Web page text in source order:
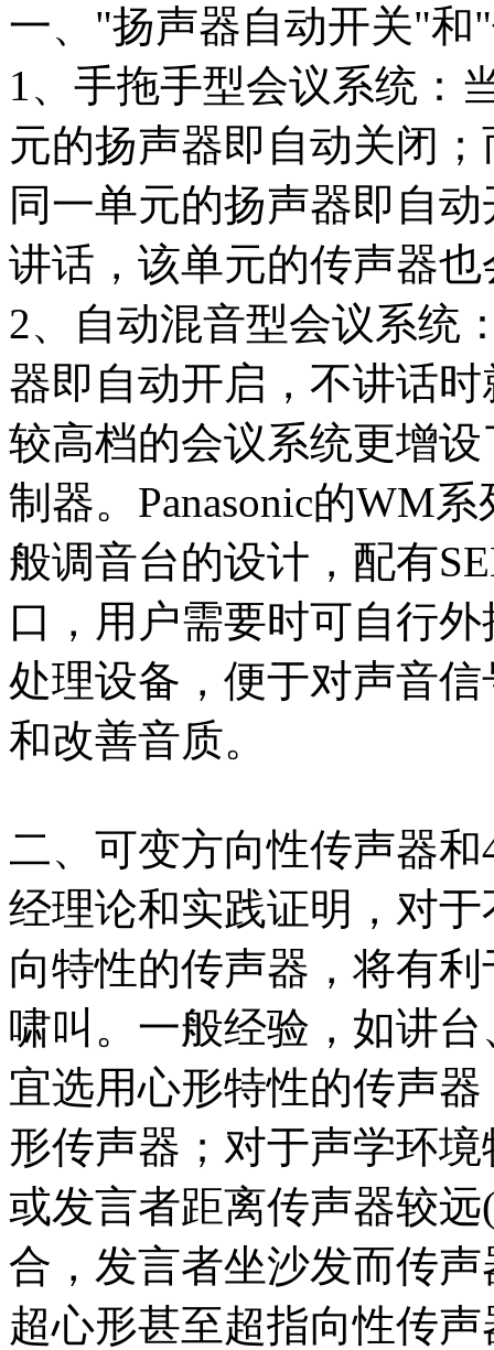
一、"扬声器自动开关"和
1、手拖手型会议系统：
元的扬声器即自动关闭
同一单元的扬声器即自
讲话，该单元的传声器
2、自动混音型会议系统
器即自动开启，不讲话
较高档的会议系统更增
制器。Panasonic的WM
般调音台的设计，配有
口，用户需要时可自行
处理设备，便于对声音
和改善音质。
二、可变方向性传声器
经理论和实践证明，对
向特性的传声器，将有
啸叫。一般经验，如讲
宜选用心形特性的传声
形传声器；对于声学环
或发言者距离传声器较
合，发言者坐沙发而传
超心形甚至超指向性传声